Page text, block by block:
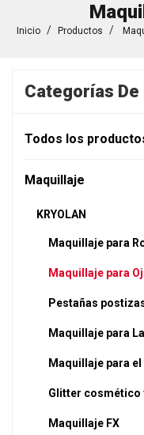
Inicio Productos
Categorías
Todos los
Maquillaje
KRYOLAN
Maquillaje para
Maquillaje para
Pestañas
Maquillaje para
Maquillaje para
Glitter cosmético
Maquillaje FX